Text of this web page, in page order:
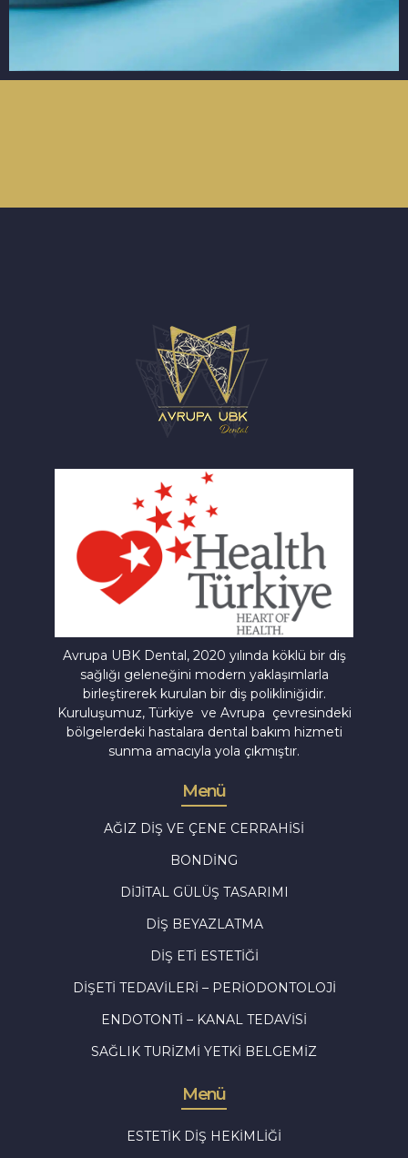
Avrupa UBK Dental, 2020 yılında köklü bir diş
sağlığı geleneğini modern yaklaşımlarla
birleştirerek kurulan bir diş polikliniğidir.
Kuruluşumuz, Türkiye ve Avrupa çevresindeki
bölgelerdeki hastalara dental bakım hizmeti
sunma amacıyla yola çıkmıştır.
Menü
AĞIZ DIŞ VE ÇENE CERRAHISI
BONDING
DIJITAL GÜLÜŞ TASARIMI
DIŞ BEYAZLATMA
DIŞ ETI ESTETIĞI
DIŞETI TEDAVILERI – PERIODONTOLOJI
ENDOTONTI – KANAL TEDAVISI
SAĞLIK TURIZMI YETKI BELGEMIZ
Menü
ESTETIK DIŞ HEKIMLIĞI